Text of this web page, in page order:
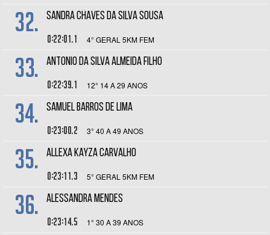
32. SANDRA CHAVES DA SILVA SOUSA
0:22:01.1 4° GERAL 5KM FEM
33. ANTONIO DA SILVA ALMEIDA FILHO
0:22:39.1 12° 14 A 29 ANOS
34. SAMUEL BARROS DE LIMA
0:23:00.2 3° 40 A 49 ANOS
35. ALLEXA KAYZA CARVALHO
0:23:11.3 5° GERAL 5KM FEM
36. ALESSANDRA MENDES
0:23:14.5 1° 30 A 39 ANOS